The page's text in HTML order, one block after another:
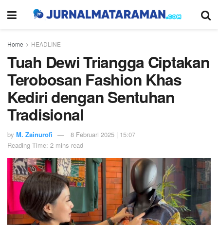
Home HEADLINE
Tuah Dewi Triangga Ciptakan
Terobosan Fashion Khas
Kediri dengan Sentuhan
Tradisional
by M. Zainurofi
8 Februari 2025 | 15:07
Reading Time: 2 mins read